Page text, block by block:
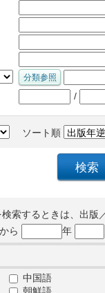
/
ソート順
索するときは、出版
ら 年
中国語